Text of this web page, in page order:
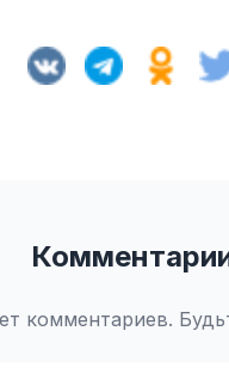
комментариев.